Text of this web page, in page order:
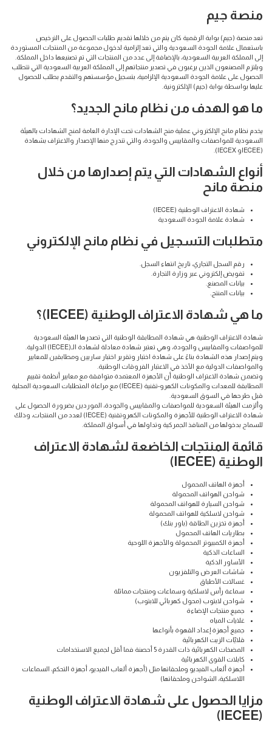
منصة جيم
تعد منصة (جيم) بوابة الرقمية كان يتم من خلالها تقديم طلبات الحصول على الترخيص
باستعمال علامة الجودة السعودية والتي تعد إلزامية لدخول مجموعة من المنتجات المستوردة
إلى المملكة العربية السعودية، بالإضافة إلى عدد من المنتجات التي تم تصنيعها داخل المملكة.
ويلتزم المصنعون الذين يرغبون في تصدير منتجاتهم إلى المملكة العربية السعودية التي تتطلب
الحصول على علامة الجودة السعودية الإلزامية، بتسجيل مؤسستهم والتقدم بطلب للحصول
عليها بواسطة بوابة (جيم) الإلكترونية.
ما هو الهدف من نظام مانح الجديد؟
يخدم نظام مانح الإلكتروني عملية منح الشهادات تحت الإدارة العامة لمنح الشهادات بالهيئة
السعودية للمواصفات والمقاييس والجودة، والتي تندرج منها الإصدار والاعتراف بشهادة
أنواع الشهادات التي يتم إصدارها من خلال
منصة مانح
شهادة الاعتراف الوطنية (IECEE)
شهادة علامة الجودة السعودية
متطلبات التسجيل في نظام مانح الإلكتروني
رقم السجل التجاري، تاريخ انتهاء السجل.
تفويض إلكتروني عبر وزارة التجارة.
بيانات المصنع.
بيانات المنتج.
ما هي شهادة الاعتراف الوطنية (IECEE)؟
شهادة الاعتراف الوطنية هي شهادة المطابقة الوطنية التي تصدرها الهيئة السعودية
للمواصفات والمقاييس والجودة، وهي تعتبر شهادة معادلة لشهادة الـ(IECEE) الدولية.
ويتم إصدار هذه الشهادة بناءً على شهادة اختبار وتقرير اختبار ساريين ومطابقين للمعايير
والمواصفات الدولية مع الأخذ في الاعتبار الفروقات الوطنية.
وتضمن شهادة الاعتراف الوطنية أن الأجهزة المعتمدة متوافقة مع معايير أنظمة تقييم
المطابقة للمعدات والمكونات الكهرو-تقنية (IECEE) مع مراعاة المتطلبات السعودية المحلية
قبل طرحها في السوق السعودية.
وألزمت الهيئة السعودية للمواصفات والمقاييس والجودة، الموردين بضرورة الحصول على
شهادة الاعتراف الوطنية للأجهزة والمكونات الكهروتقنية (IECEE) لعدد من المنتجات، وذلك
للسماح بدخولها من المنافذ الجمركية وتداولها في أسواق المملكة.
قائمة المنتجات الخاضعة لشهادة الاعتراف
الوطنية (IECEE)
أجهزة الهاتف المحمول
شواحن الهواتف المحمولة
شواحن السيارة للهواتف المحمولة
شواحن لاسلكية للهواتف المحمولة
أجهزة تخزين الطاقة (باور بنك)
بطاريات الهاتف المحمول
أجهزة الكمبيوتر المحمولة والأجهزة اللوحية
الساعات الذكية
الأساور الذكية
شاشات العرض والتلفزيون
غسالات الأطباق
سماعة رأس لاسلكية وسماعات ومنتجات مماثلة
شواحن لابتوب (محول كهربائي للابتوب)
جميع منتجات الإضاءة
غلايات المياه
جميع أجهزة إعداد القهوة بأنواعها
قلايّات الزيت الكهربائية
المضخات الكهربائية ذات القدرة 5 أحصنة فما أقل لجميع الاستخدامات
كابلات القوى الكهربائية
أجهزة ألعاب الفيديو وملحقاتها مثل (أجهزة ألعاب الفيديو، أجهزة التحكم، السماعات
اللاسلكية، الشواحن وملحقاتها)
مزايا الحصول على شهادة الاعتراف الوطنية